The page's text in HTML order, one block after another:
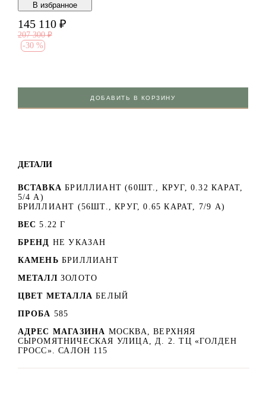
В избранноe
145 110 ₽
207 300 ₽
-30 %
ДОБАВИТЬ В КОРЗИНУ
ДЕТАЛИ
ВСТАВКА БРИЛЛИАНТ (60ШТ., КРУГ, 0.32 КАРАТ,
5/4 А)
БРИЛЛИАНТ (56ШТ., КРУГ, 0.65 КАРАТ, 7/9 А)
ВЕС 5.22 Г
БРЕНД НЕ УКАЗАН
КАМЕНЬ БРИЛЛИАНТ
МЕТАЛЛ ЗОЛОТО
ЦВЕТ МЕТАЛЛА БЕЛЫЙ
ПРОБА 585
АДРЕС МАГАЗИНА МОСКВА, ВЕРХНЯЯ
СЫРОМЯТНИЧЕСКАЯ УЛИЦА, Д. 2. ТЦ «ГОЛДЕН
ГРОСС». САЛОН 115